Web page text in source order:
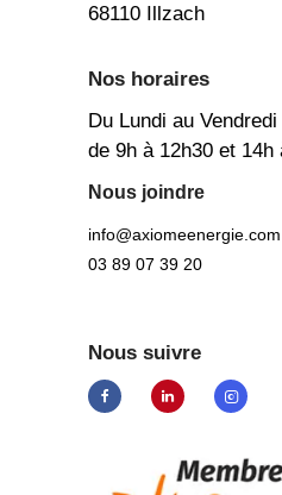
68110 Illzach
Nos horaires
Du Lundi au Vendredi
de 9h à 12h30 et 14h
Nous joindre
info@axiomeenergie.com
03 89 07 39 20
Nous suivre